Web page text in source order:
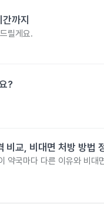
까지
릴게요.
?
교, 비대면 처방 방법
약국마다 다른 이유와 비대